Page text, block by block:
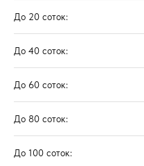
До 20 соток:
До 40 соток:
До 60 соток:
До 80 соток:
До 100 соток: